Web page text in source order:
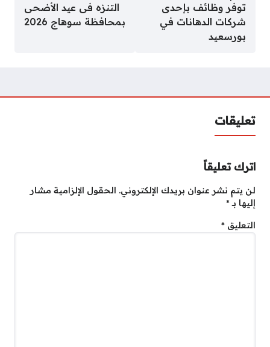
توفر وظائف بإحدى
شركات الدهانات في
بورسعيد
التنزه فى عيد الأضحى
بمحافظة سوهاج 2026
تعليقات
اترك تعليقاً
لن يتم نشر عنوان بريدك الإلكتروني. الحقول الإلزامية مشار
إليها بـ*
التعليق *